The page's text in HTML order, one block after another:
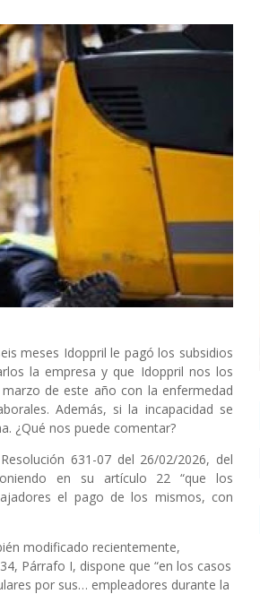
meses Idoppril le pagó los subsidios
la empresa y que Idoppril nos los
de este año con la enfermedad
Además, si la incapacidad se
¿Qué nos puede comentar?
631-07 del 26/02/2026, del
en su artículo 22 “que los
el pago de los mismos, con
modificado recientemente,
Párrafo I, dispone que “en los casos
por sus… empleadores durante la